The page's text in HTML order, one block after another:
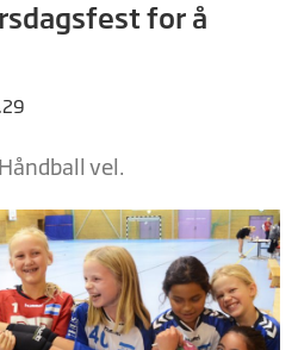
for å
vel.